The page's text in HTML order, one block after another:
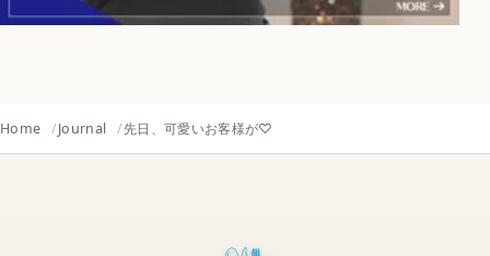
Home Journal 先日、可愛いお客様が♡